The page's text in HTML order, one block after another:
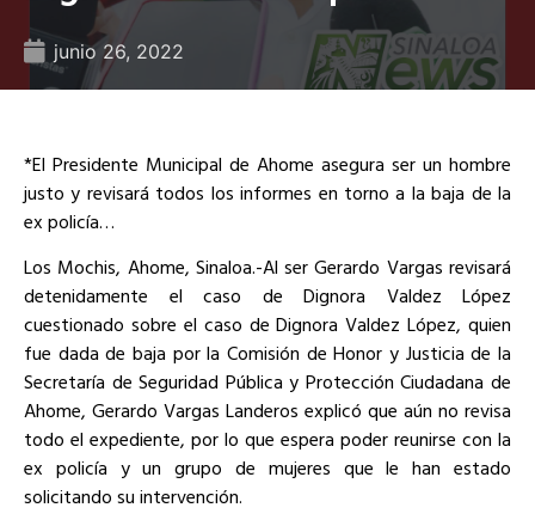
junio 26, 2022
*El Presidente Municipal de Ahome asegura ser un hombre
justo y revisará todos los informes en torno a la baja de la
ex policía…
Los Mochis, Ahome, Sinaloa.-Al ser Gerardo Vargas revisará
detenidamente el caso de Dignora Valdez López
cuestionado sobre el caso de Dignora Valdez López, quien
fue dada de baja por la Comisión de Honor y Justicia de la
Secretaría de Seguridad Pública y Protección Ciudadana de
Ahome, Gerardo Vargas Landeros explicó que aún no revisa
todo el expediente, por lo que espera poder reunirse con la
ex policía y un grupo de mujeres que le han estado
solicitando su intervención.